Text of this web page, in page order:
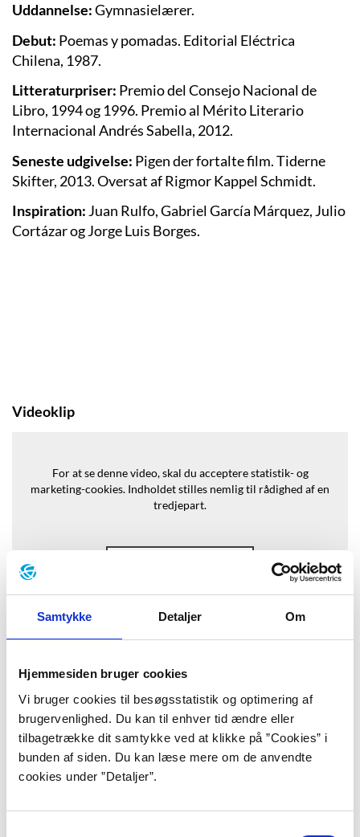
Samtykke Detaljer Om
Hjemmesiden bruger cookies
Vi bruger cookies til besøgsstatistik og optimering af
brugervenlighed. Du kan til enhver tid ændre eller
tilbagetrække dit samtykke ved at klikke på ”Cookies” i
bunden af siden. Du kan læse mere om de anvendte
cookies under ”Detaljer”.
Uddannelse:Gymnasielærer.
Debut: Poemas y pomadas. Editorial Eléctrica
Chilena, 1987.
Litteraturpriser: Premio del Consejo Nacional de
Libro, 1994 og 1996. Premio al Mérito Literario
Internacional Andrés Sabella, 2012.
Seneste udgivelse: Pigen der fortalte film. Tiderne
Skifter, 2013. Oversat af Rigmor Kappel Schmidt.
Inspiration:Juan Rulfo, Gabriel García Márquez, Julio
Cortázar og Jorge Luis Borges.
Videoklip
For at se denne video, skal du acceptere statistik- og
marketing-cookies. Indholdet stilles nemlig til rådighed af en
tredjepart.
Baggrund
”Jeg fortæller dem om livet i
minebyen. Her var der ingen, der døde
af sult. Vi hjalp hinanden. Vi kunne
sove roligt om natten uden at låse